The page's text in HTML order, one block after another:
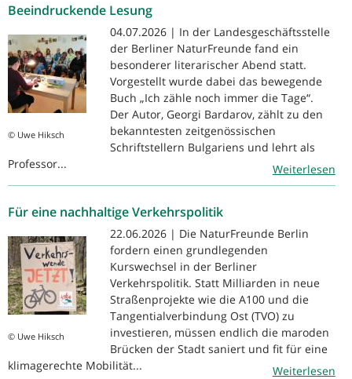
Beeindruckende Lesung
© Uwe Hiksch
04.07.2026 | In der Landesgeschäftsstelle
der Berliner NaturFreunde fand ein
besonderer literarischer Abend statt.
Vorgestellt wurde dabei das bewegende
Buch „Ich zähle noch immer die Tage“.
Der Autor, Georgi Bardarov, zählt zu den
bekanntesten zeitgenössischen
Schriftstellern Bulgariens und lehrt als
Professor...
Weiterlesen
Für eine nachhaltige Verkehrspolitik
© Uwe Hiksch
22.06.2026 | Die NaturFreunde Berlin
fordern einen grundlegenden
Kurswechsel in der Berliner
Verkehrspolitik. Statt Milliarden in neue
Straßenprojekte wie die A100 und die
Tangentialverbindung Ost (TVO) zu
investieren, müssen endlich die maroden
Brücken der Stadt saniert und fit für eine
klimagerechte Mobilität...
Weiterlesen